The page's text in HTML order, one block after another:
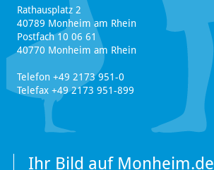
Rathausplatz 2
40789 Monheim am Rhein
Postfach 10 06 61
40770 Monheim am Rhein
Telefon +49 2173 951-0
Telefax +49 2173 951-899
Ihr Bild auf Monheim.de